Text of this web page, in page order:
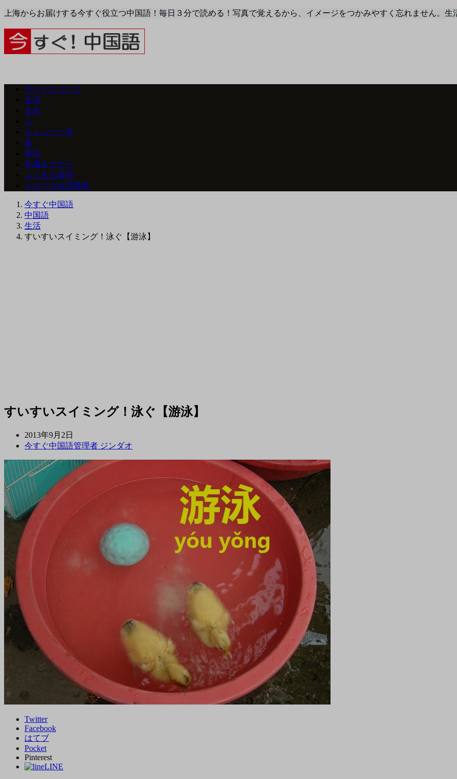
上海からお届けする今すぐ役立つ中国語！毎日３分で読める！写真で覚えるから、イメージをつかみやすく忘れません。
サイトについて
生活
文化
人
ちょっと一言
食
発音
礼儀＆マナー
よくある質問
メルマガ会員募集
今すぐ中国語
中国語
生活
すいすいスイミング！泳ぐ【游泳】
すいすいスイミング！泳ぐ【游泳】
2013年9月2日
今すぐ中国語管理者 ジンダオ
Twitter
Facebook
はてブ
Pocket
Pinterest
LINE